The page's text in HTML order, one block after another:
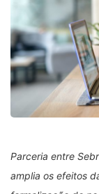
Parceria entre
amplia os efeitos